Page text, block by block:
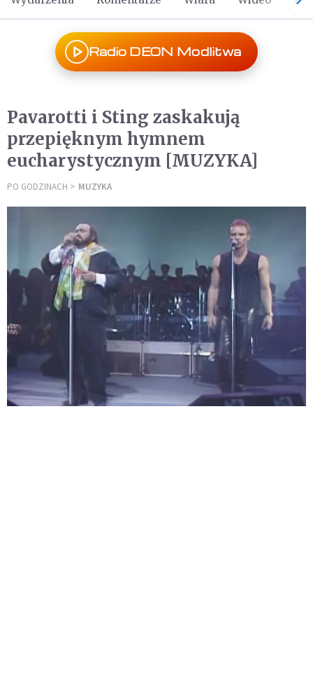
Radio DEON Modlitwa
Pavarotti i Sting zaskakują
przepięknym hymnem
eucharystycznym [MUZYKA]
PO GODZINACH MUZYKA